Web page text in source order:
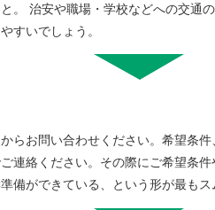
。 治安や職場・学校などへの交通
すいでしょう。
らお問い合わせください。希望条
連絡ください。その際にご希望条
備ができている、という形が最もス